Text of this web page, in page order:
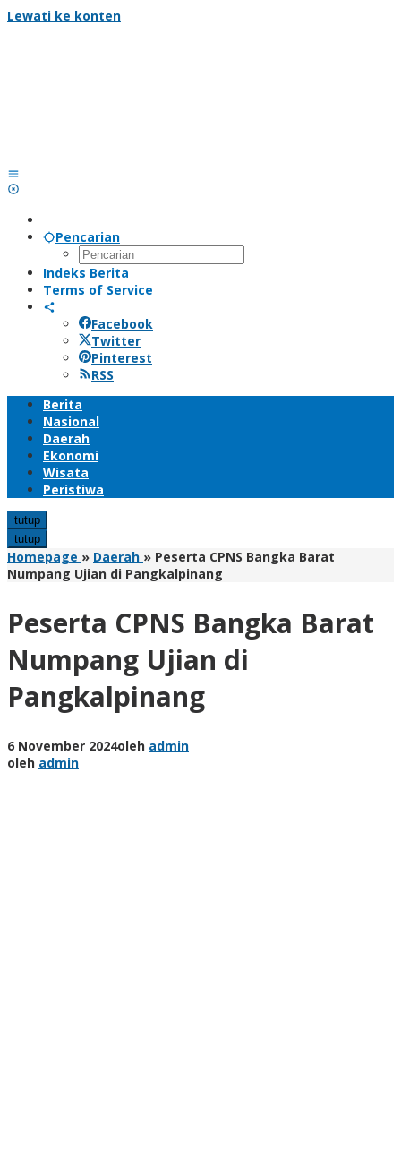
Lewati ke konten
Pencarian
Indeks Berita
Terms of Service
Facebook
Twitter
Pinterest
RSS
Berita
Nasional
Daerah
Ekonomi
Wisata
Peristiwa
tutup
tutup
Homepage » Daerah » Peserta CPNS Bangka Barat
Numpang Ujian di Pangkalpinang
Peserta CPNS Bangka Barat
Numpang Ujian di
Pangkalpinang
6 November 2024oleh admin
oleh admin